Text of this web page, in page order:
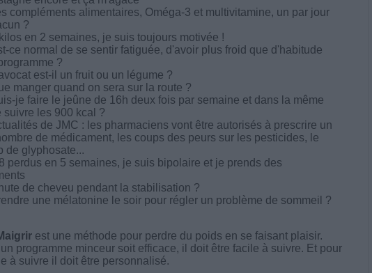
compléments alimentaires, Oméga-3 et multivitamine, un par jour
?
en 2 semaines, je suis toujours motivée !
ce normal de se sentir fatiguée, d'avoir plus froid que d'habitude
?
est-il un fruit ou un légume ?
manger quand on sera sur la route ?
je faire le jeûne de 16h deux fois par semaine et dans la même
suivre les 900 kcal ?
de JMC : les pharmaciens vont être autorisés à prescrire un
de médicament, les coups des peurs sur les pesticides, le
de glyphosate...
perdus en 5 semaines, je suis bipolaire et je prends des
de cheveu pendant la stabilisation ?
une mélatonine le soir pour régler un problème de sommeil ?
est une méthode pour perdre du poids en se faisant plaisir.
programme minceur soit efficace, il doit être facile à suivre. Et pour
à suivre il doit être personnalisé.